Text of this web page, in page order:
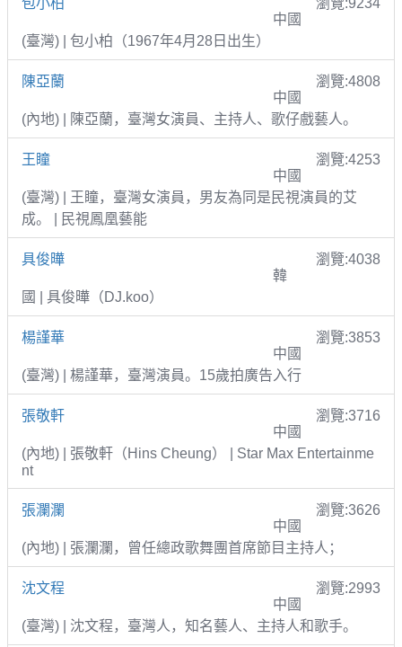
中國
(臺灣) | 包小柏（1967年4月28日出生）
陳亞蘭
瀏覽:4808
中國
(內地) | 陳亞蘭，臺灣女演員、主持人、歌仔戲藝人。
王瞳
瀏覽:4253
中國
(臺灣) | 王瞳，臺灣女演員，男友為同是民視演員的艾
成。 | 民視鳳凰藝能
具俊曄
瀏覽:4038
韓
國 | 具俊曄（DJ.koo）
楊謹華
瀏覽:3853
中國
(臺灣) | 楊謹華，臺灣演員。15歲拍廣告入行
張敬軒
瀏覽:3716
中國
(內地) | 張敬軒（Hins Cheung） | Star Max Entertainme
nt
張瀾瀾
瀏覽:3626
中國
(內地) | 張瀾瀾，曾任總政歌舞團首席節目主持人；
沈文程
瀏覽:2993
中國
(臺灣) | 沈文程，臺灣人，知名藝人、主持人和歌手。